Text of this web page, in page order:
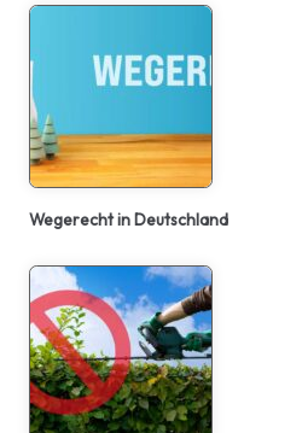
Wegerecht in Deutschland